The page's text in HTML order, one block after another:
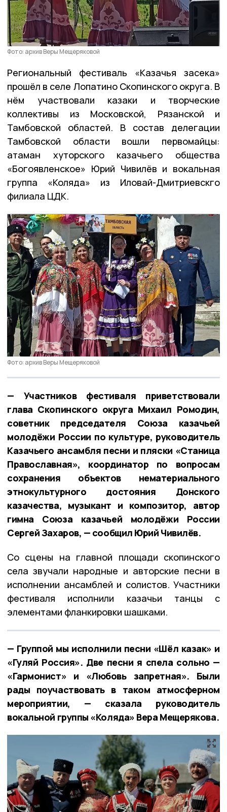
Фото: архив Веры Мещеряковой
Региональный фестиваль «Казачья засека»
прошёл в селе Лопатино Скопинского округа. В
нём участвовали казаки и творческие
коллективы из Московской, Рязанской и
Тамбовской областей. В состав делегации
Тамбовской области вошли первомайцы:
атаман хуторского казачьего общества
«Богоявленское» Юрий Чивилёв и вокальная
группа «Коляда» из Иловай-Дмитриевскго
филиала ЦДК.
Фото: архив Веры Мещеряковой
— Участников фестиваля приветствовали
глава Скопинского округа Михаил Ромодин,
советник председателя Союза казачьей
молодёжи России по культуре, руководитель
Казачьего ансамбля песни и пляски «Станица
Православная», координатор по вопросам
сохранения объектов нематериального
этнокультурного достояния Донского
казачества, музыкант и композитор, автор
гимна Союза казачьей молодёжи России
Сергей Захаров, — сообщил Юрий Чивилёв.
Со сцены на главной площади скопинского
села звучали народные и авторские песни в
исполнении ансамблей и солистов. Участники
фестиваля исполнили казачьи танцы с
элементами фланкировки шашками.
— Группой мы исполнили песни «Шёл казак» и
«Гуляй Россия». Две песни я спела сольно —
«Гармонист» и «Любовь запретная». Были
рады поучаствовать в таком атмосферном
мероприятии, — сказала руководитель
вокальной группы «Коляда» Вера Мещерякова.